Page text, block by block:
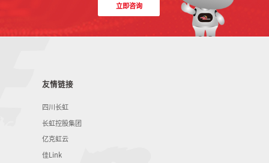
立即咨询
友情链接
四川长虹
长虹控股集团
亿克虹云
佳Link